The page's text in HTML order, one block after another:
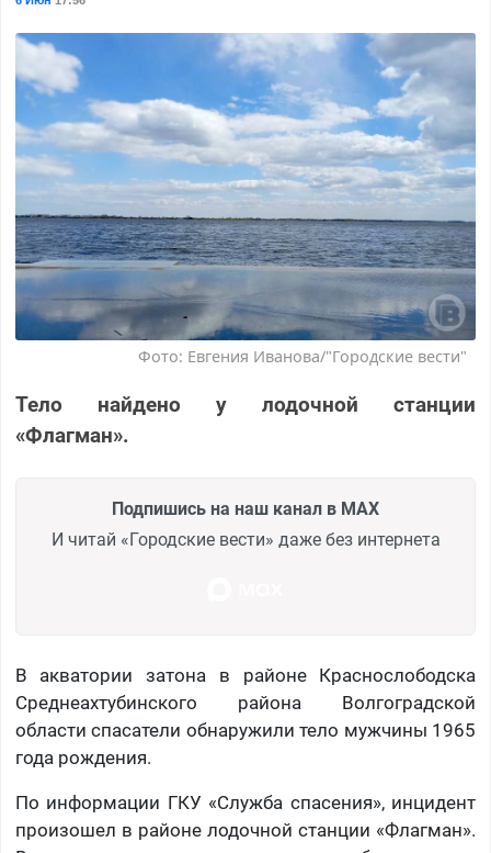
Фото: Евгения Иванова/"Городские вести"
Тело найдено у лодочной станции
«Флагман».
Подпишись на наш канал в MAX
И читай «Городские вести» даже без интернета
В акватории затона в районе Краснослободска
Среднеахтубинского района Волгоградской
области спасатели обнаружили тело мужчины 1965
года рождения.
По информации ГКУ «Служба спасения», инцидент
произошел в районе лодочной станции «Флагман».